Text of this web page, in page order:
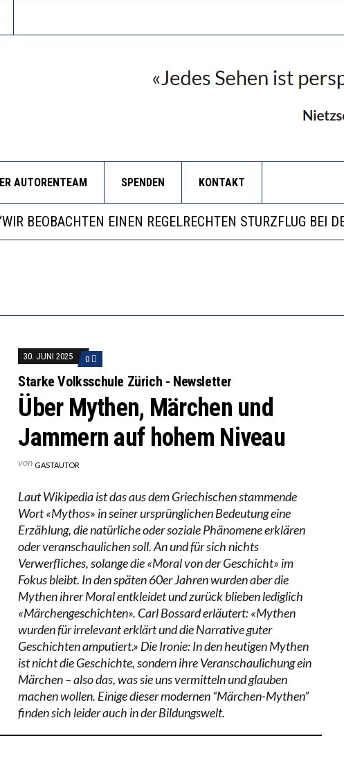
AUTORENTEAM SPENDEN KONTAKT
WILL MEHR EVIDENZ UND WILL WISSEN, WAS ALL DIE
WÄCHST, WAS KINDER TRÄGT
BEOBACHTEN EINEN REGELRECHTEN STURZFLUG BEI
VERSTÄRKTE HARMONISIERUNG IM SCHULWESEN
30. JUNI 2025 0
Starke Volksschule Zürich - Newsletter
Über Mythen, Märchen und
Jammern auf hohem Niveau
von GASTAUTOR
Laut Wikipedia ist das aus dem Griechischen stammende
Wort «Mythos» in seiner ursprünglichen Bedeutung eine
Erzählung, die natürliche oder soziale Phänomene erklären
oder veranschaulichen soll. An und für sich nichts
Verwerfliches, solange die «Moral von der Geschicht» im
Fokus bleibt. In den späten 60er Jahren wurden aber die
Mythen ihrer Moral entkleidet und zurück blieben lediglich
«Märchengeschichten». Carl Bossard erläutert: «Mythen
wurden für irrelevant erklärt und die Narrative guter
Geschichten amputiert.» Die Ironie: In den heutigen Mythen
ist nicht die Geschichte, sondern ihre Veranschaulichung ein
Märchen – also das, was sie uns vermitteln und glauben
machen wollen. Einige dieser modernen “Märchen-Mythen”
finden sich leider auch in der Bildungswelt.